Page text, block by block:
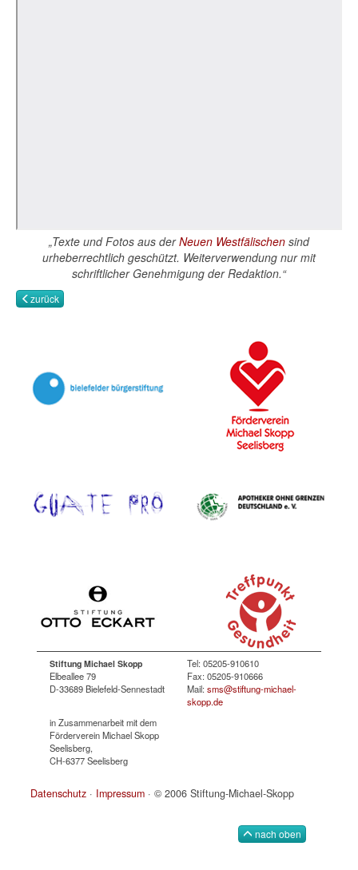
„Texte und Fotos aus derNeuen Westfälischen sind
urheberrechtlich geschützt. Weiterverwendung nur mit
schriftlicher Genehmigung der Redaktion.“
zurück
Stiftung Michael Skopp
Elbeallee 79
D-33689 Bielefeld-Sennestadt
Tel: 05205-910610
Fax: 05205-910666
Mail: sms@stiftung-michael-
skopp.de
in Zusammenarbeit mit dem
Förderverein Michael Skopp
Seelisberg,
CH-6377 Seelisberg
Datenschutz· Impressum· © 2006 Stiftung-Michael-Skopp
nach oben